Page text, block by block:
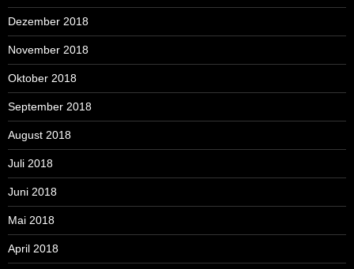
Dezember 2018
November 2018
Oktober 2018
September 2018
August 2018
Juli 2018
Juni 2018
Mai 2018
April 2018